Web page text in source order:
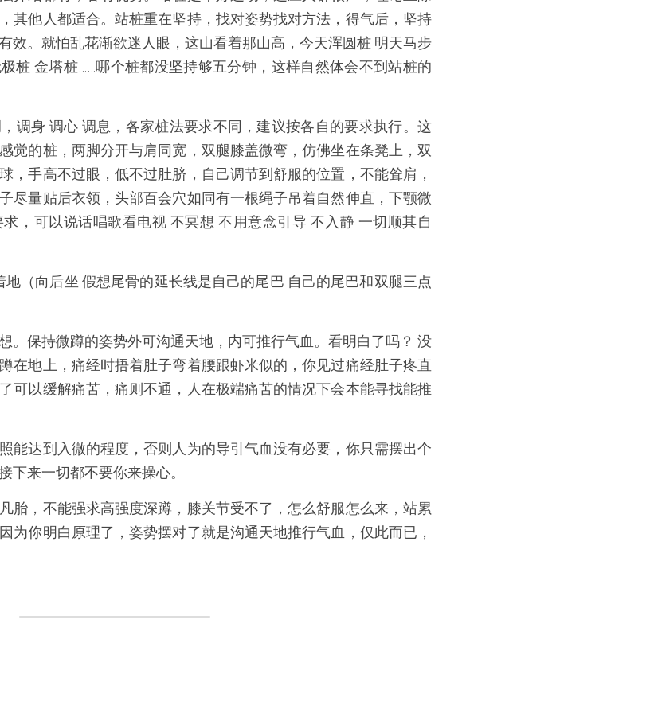
其他人都适合。站桩重在坚持，找对姿势找对方法，得气后，坚持
效。就怕乱花渐欲迷人眼，这山看着那山高，今天浑圆桩 明天马步
桩 金塔桩……哪个桩都没坚持够五分钟，这样自然体会不到站桩的
调身 调心 调息，各家桩法要求不同，建议按各自的要求执行。这
觉的桩，两脚分开与肩同宽，双腿膝盖微弯，仿佛坐在条凳上，双
，手高不过眼，低不过肚脐，自己调节到舒服的位置，不能耸肩，
尽量贴后衣领，头部百会穴如同有一根绳子吊着自然伸直，下颚微
，可以说话唱歌看电视 不冥想 不用意念引导 不入静 一切顺其自
（向后坐 假想尾骨的延长线是自己的尾巴 自己的尾巴和双腿三点
。保持微蹲的姿势外可沟通天地，内可推行气血。看明白了吗？ 没
在地上，痛经时捂着肚子弯着腰跟虾米似的，你见过痛经肚子疼直
可以缓解痛苦，痛则不通，人在极端痛苦的情况下会本能寻找能推
能达到入微的程度，否则人为的导引气血没有必要，你只需摆出个
下来一切都不要你来操心。
胎，不能强求高强度深蹲，膝关节受不了，怎么舒服怎么来，站累
为你明白原理了，姿势摆对了就是沟通天地推行气血，仅此而已，